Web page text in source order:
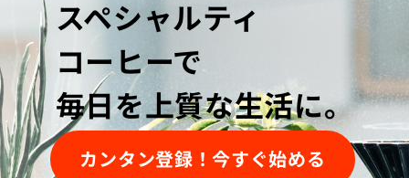
スペシャルティ
コーヒーで
毎日を上質な生活に。
カンタン登録！今すぐ始める